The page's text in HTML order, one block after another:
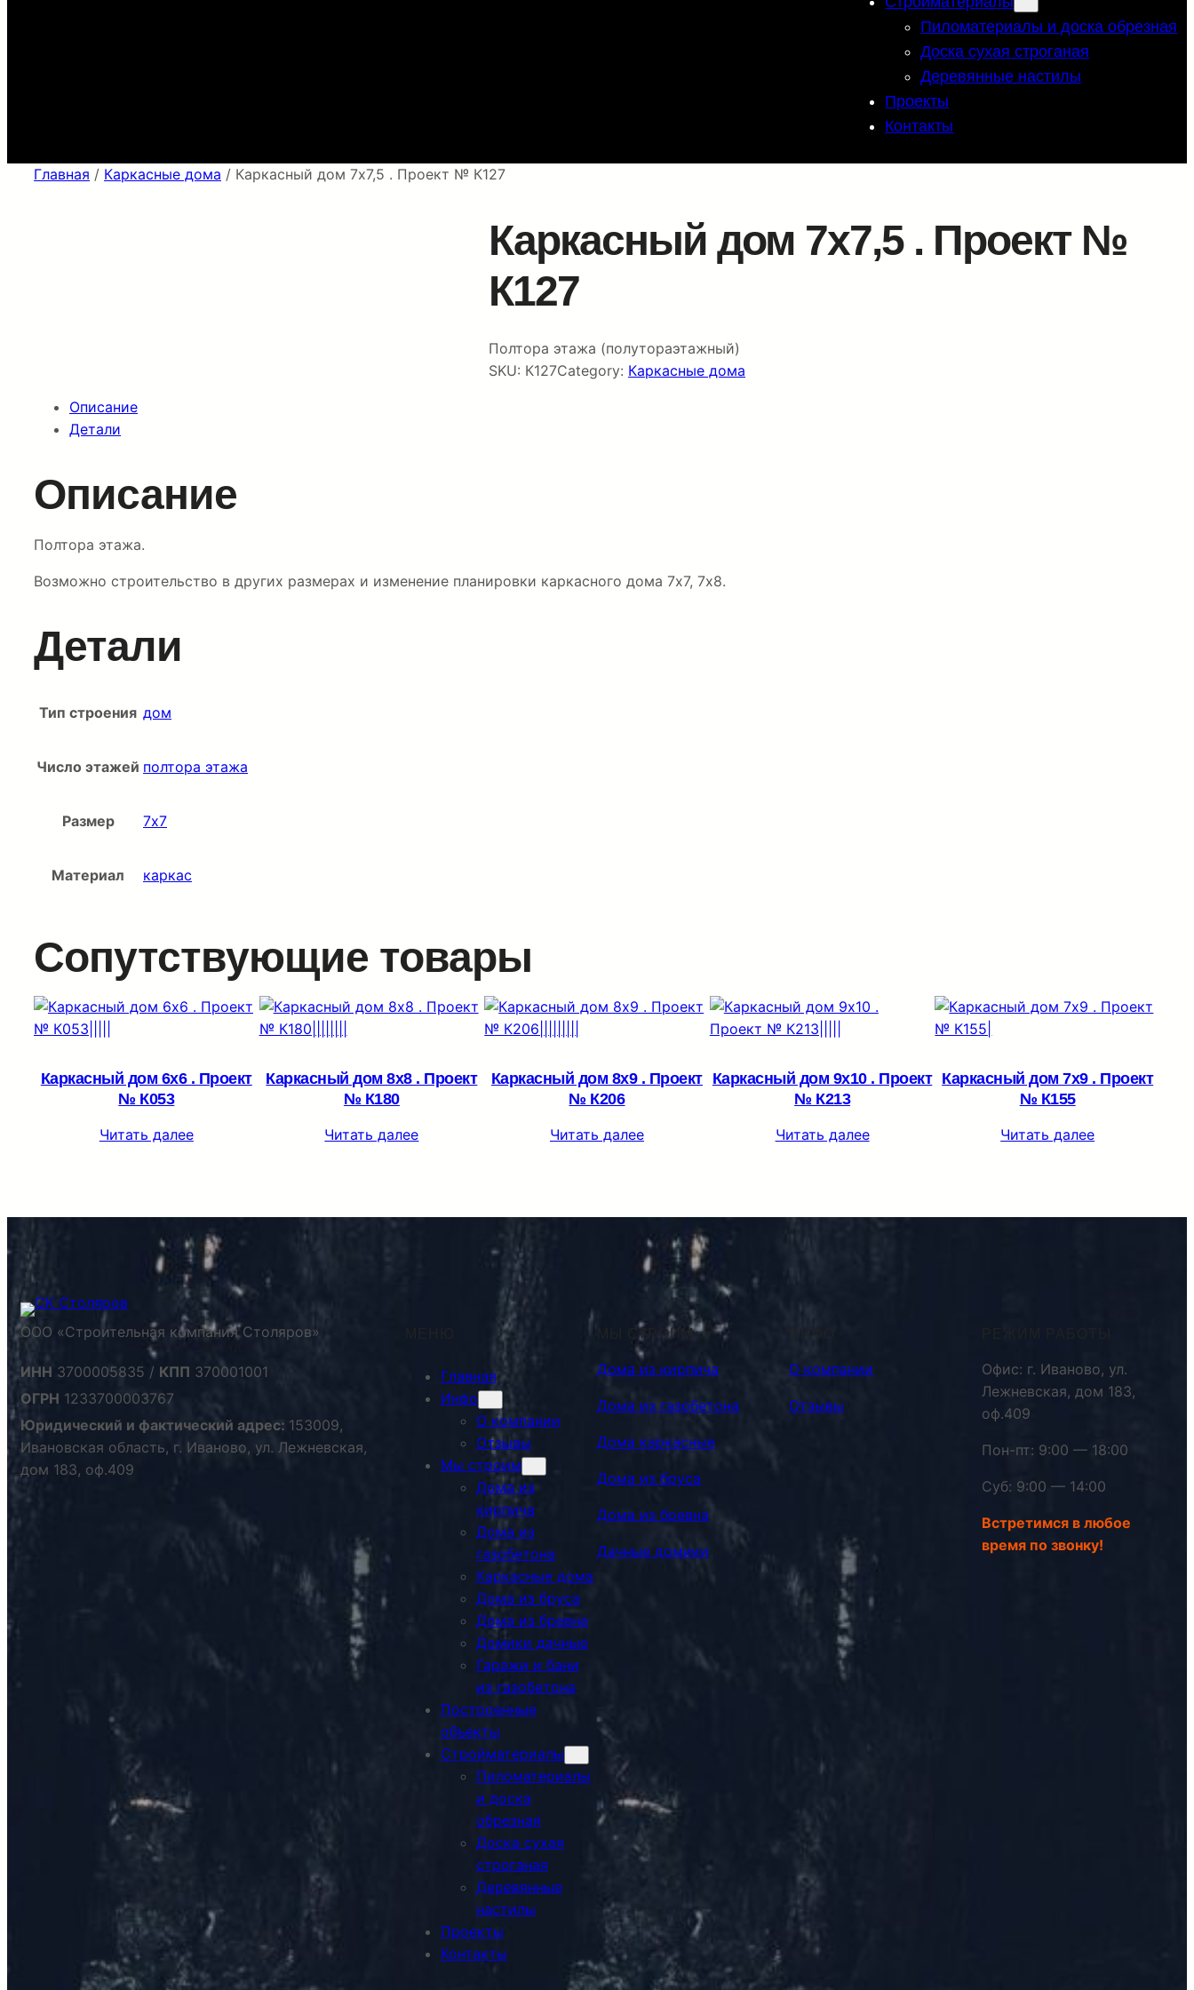
Пиломатериалы и доска обрезная
Доска сухая строганая
Деревянные настилы
Проекты
Контакты
Главная / Каркасные дома / Каркасный дом 7х7,5 . Проект № К127
Каркасный дом 7х7,5 . Проект №
К127
Полтора этажа (полутораэтажный)
SKU: К127Category: Каркасные дома
Описание
Детали
Описание
Полтора этажа.
Возможно строительство в других размерах и изменение планировки каркасного дома 7х7, 7х8.
Детали
Тип строения дом
Число этажей полтора этажа
Размер 7х7
Материал каркас
Сопутствующие товары
Каркасный дом 6х6 . Проект
№ К053
Читать далее
Каркасный дом 8х8 . Проект
№ К180
Читать далее
Каркасный дом 8х9 . Проект
№ К206
Читать далее
Каркасный дом 9х10 . Проект
№ К213
Читать далее
Каркасный дом 7х9 . Проект
№ К155
Читать далее
ООО «Строительная компания Столяров»
ИНН 3700005835 / КПП 370001001
ОГРН 1233700003767
Юридический и фактический адрес: 153009,
Ивановская область, г. Иваново, ул. Лежневская,
дом 183, оф.409
Главная
Инфо
О компании
Отзывы
Мы строим
Дома из
кирпича
Дома из
газобетона
Каркасные дома
Дома из бруса
Дома из бревна
Домики дачные
Гаражи и бани
из газобетона
Построенные
объекты
Стройматериалы
Пиломатериалы
и доска
обрезная
Доска сухая
строганая
Деревянные
настилы
Проекты
Контакты
МЫ СТРОИМ
Дома из кирпича
Дома из газобетона
Дома каркасные
Дома из бруса
Дома из бревна
Дачные домики
ИНФО
О компании
Отзывы
Офис: г. Иваново, ул.
Лежневская, дом 183,
оф.409
Пон-пт: 9:00 — 18:00
Суб: 9:00 — 14:00
Встретимся в любое
время по звонку!